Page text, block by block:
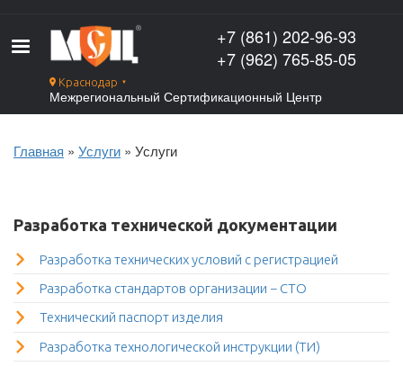
основному
содержанию
Краснодар ▼
Межрегиональный Сертификационный Центр
+7 (861) 202-96-93
+7 (962) 765-85-05
Главная Услуги Услуги
Разработка технической документации
Разработка технических условий с регистрацией
Разработка стандартов организации − СТО
Технический паспорт изделия
Разработка технологической инструкции (ТИ)